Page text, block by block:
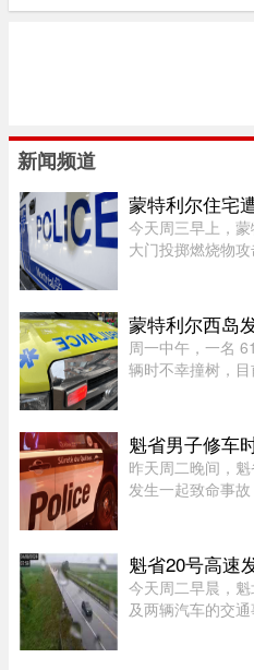
新闻频道
蒙特利尔住宅
今天周三早上，
大门投掷燃烧物
Bellefontaine、靠
蒙特利尔西岛
周一中午，一名
辆时不幸撞树，
道（介于 Avro 街
魁省男子修车
昨天周二晚间，
发生一起致命事
Raymond的rang
魁省20号高速
今天周二早晨，
及两辆汽车的交